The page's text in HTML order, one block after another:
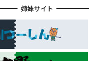
姉妹サイト